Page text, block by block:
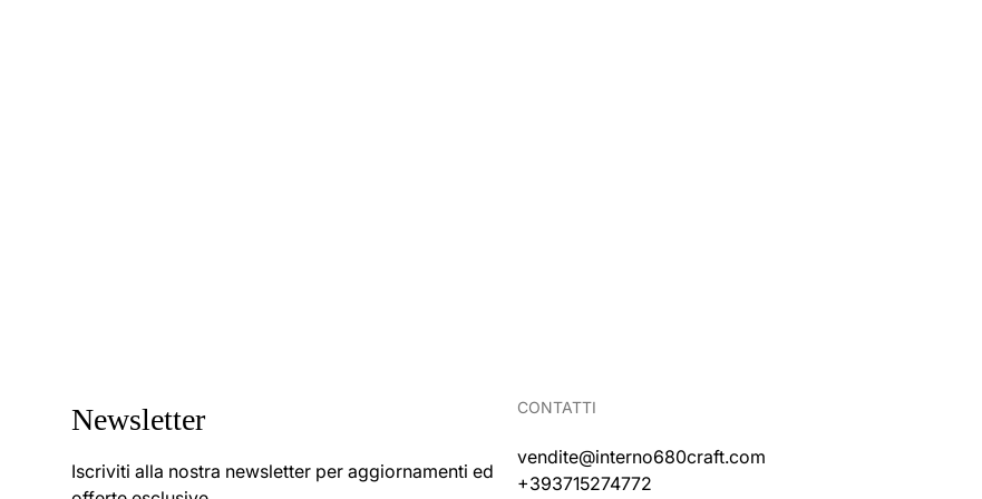
Newsletter
Iscriviti alla nostra newsletter per aggiornamenti ed
CONTATTI
vendite@interno680craft.com
+393715274772